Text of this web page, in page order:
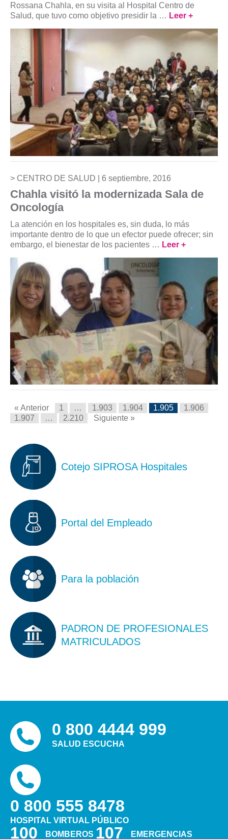
Rossana Chahla, en su visita al Hospital Centro de
Salud, que tuvo como objetivo presidir la … Leer +
CENTRO DE SALUD | 6 septiembre, 2016
Chahla visitó la modernizada Sala de
Oncología
La atención en los hospitales es, sin duda, lo más
importante dentro de lo que un efector puede ofrecer; sin
embargo, el bienestar de los pacientes … Leer +
« Anterior 1 … 1.903 1.904 1.905
1.906
1.907
… 2.210 Siguiente »
Cotejo SIPROSA Hospitales
Portal del Empleado
Para la población
PADRON DE PROFESIONALES
MATRICULADOS
0 800 4444 999
SALUD ESCUCHA
0 800 555 8478
HOSPITAL VIRTUAL PÚBLICO
100 BOMBEROS 107 EMERGENCIAS